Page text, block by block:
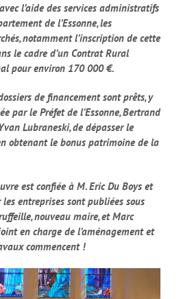
l’aide des services administratifs
de l’Essonne, les
notamment l’inscription de cette
le cadre d’un Contrat Rural
pour environ 170 000 €.
de financement sont prêts, y
par le Préfet de l’Essonne, Bertrand
Lubraneski, de dépasser le
obtenant le bonus patrimoine de la
est confiée à M. Eric Du Boys et
entreprises sont publiées sous
nouveau maire, et Marc
en charge de l’aménagement et
commencent !